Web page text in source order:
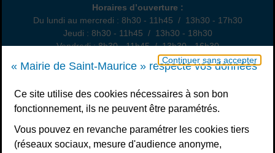
Continuer sans accepter
« Mairie de Saint-Maurice » respecte vos données
Ce site utilise des cookies nécessaires à son bon
fonctionnement, ils ne peuvent être paramétrés.
Vous pouvez en revanche paramétrer les cookies tiers
(réseaux sociaux, mesure d'audience anonyme,
Horaires d’ouverture :
Du lundi au mercredi : 8h30 - 11h45 / 13h30 - 17h30
Jeudi : 8h30 - 11h45 / 13h30 - 18h30
Vendredi : 8h30 - 11h45 / 13h30 - 16h30
Un samedi par mois : permanence état civil, sur rendez-vous
S’inscrire à la newsletter
Télécharger l’application